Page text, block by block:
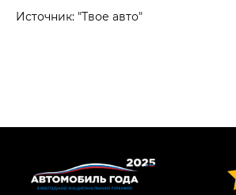
Источник: "Твое авто"